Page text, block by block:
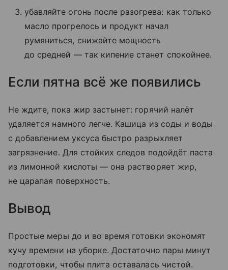
убавляйте огонь после разогрева: как только
масло прогрелось и продукт начал
румяниться, снижайте мощность
до средней — так кипение станет спокойнее.
Если пятна всё же появились
Не ждите, пока жир застынет: горячий налёт
удаляется намного легче. Кашица из соды и воды
с добавлением уксуса быстро разрыхляет
загрязнение. Для стойких следов подойдёт паста
из лимонной кислоты — она растворяет жир,
не царапая поверхность.
Вывод
Простые меры до и во время готовки экономят
кучу времени на уборке. Достаточно пары минут
подготовки, чтобы плита оставалась чистой.